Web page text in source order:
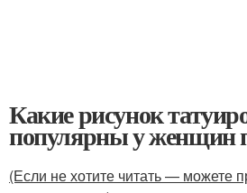
Какие рисунок
популярны у женщин
(Если не хотите читать — можете